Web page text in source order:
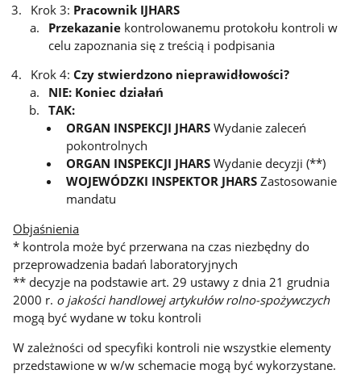
Krok 3: Pracownik IJHARS
Przekazanie kontrolowanemu protokołu kontroli w
celu zapoznania się z treścią i podpisania
Krok 4:Czy stwierdzono nieprawidłowości?
NIE: Koniec działań
TAK:
ORGAN INSPEKCJI JHARS Wydanie zaleceń
pokontrolnych
ORGAN INSPEKCJI JHARS Wydanie decyzji (**)
WOJEWÓDZKI INSPEKTOR JHARS Zastosowanie
mandatu
Objaśnienia
* kontrola może być przerwana na czas niezbędny do
przeprowadzenia badań laboratoryjnych
** decyzje na podstawie art. 29 ustawy z dnia 21 grudnia
2000 r. o jakości handlowej artykułów rolno-spożywczych
mogą być wydane w toku kontroli
W zależności od specyfiki kontroli nie wszystkie elementy
przedstawione w w/w schemacie mogą być wykorzystane.